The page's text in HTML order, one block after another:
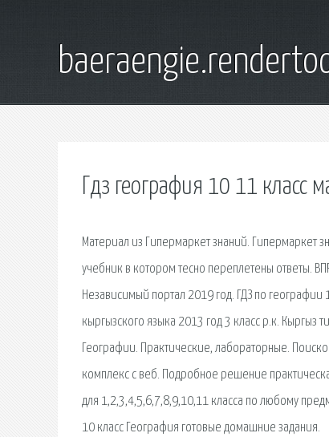
Гдз география 10 11 класс
Материал из Гипермаркет знаний. Гипермаркет
учебник в котором тесно переплетены ответы.
Независимый портал 2019 год. ГДЗ по географии
кыргызского языка 2013 год 3 класс р.к. Кыргыз
Географии. Практические, лабораторные.
комплекс с веб. Подробное решение
для 1,2,3,4,5,6,7,8,9,10,11 класса по любому
10 класс География готовые домашние задания.